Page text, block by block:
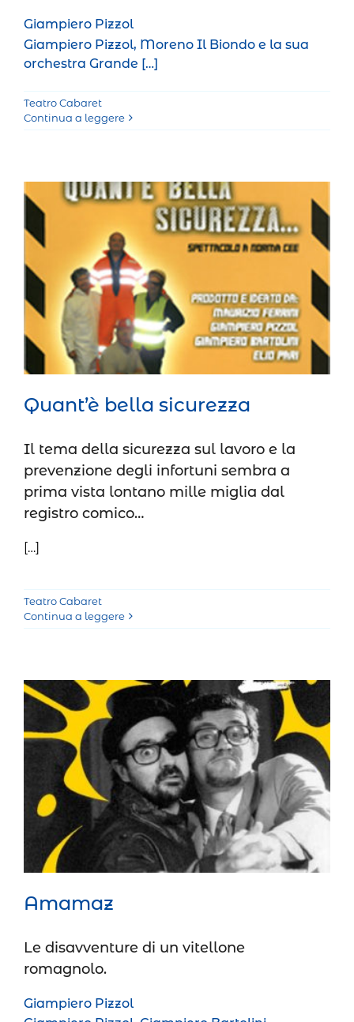
Giampiero Pizzol
Giampiero Pizzol, Moreno Il Biondo e la sua
orchestra Grande […]
Teatro Cabaret
Continua a leggere
Quant’è bella sicurezza
Teatro Cabaret
Quant’è bella sicurezza
Il tema della sicurezza sul lavoro e la
prevenzione degli infortuni sembra a
prima vista lontano mille miglia dal
registro comico…
[…]
Teatro Cabaret
Continua a leggere
Amamaz
Teatro Cabaret Teatro Comico
Amamaz
Le disavventure di un vitellone
romagnolo.
Giampiero Pizzol